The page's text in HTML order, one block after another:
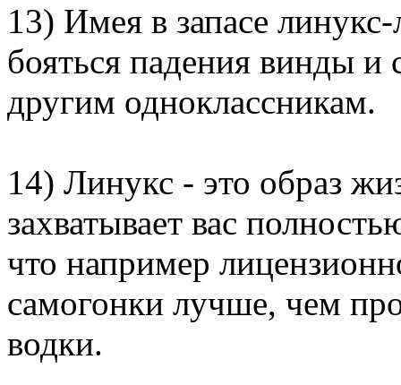
13) Имея в запасе
бояться падения винды и
другим одноклассникам.
14) Линукс - это образ
захватывает вас
что например
самогонки лучше, чем
водки.